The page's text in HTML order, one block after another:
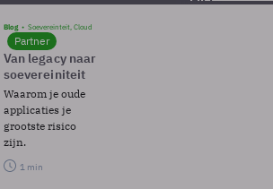
Blog Soevereinteit, Cloud
Partner
Van legacy naar
soevereiniteit
Waarom je oude
applicaties je
grootste risico
zijn.
1 min